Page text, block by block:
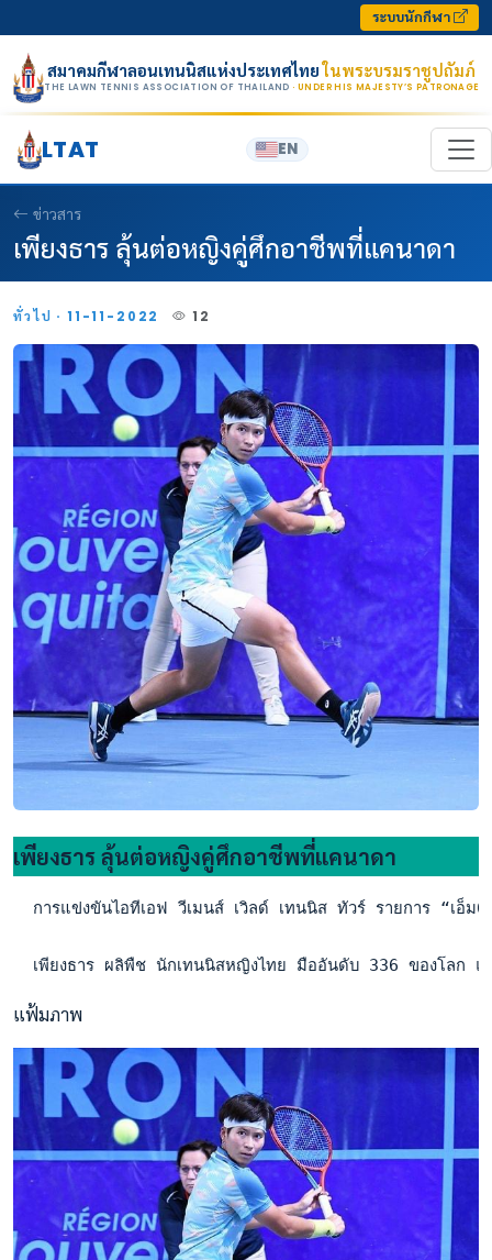
ระบบนักกีฬา
สมาคมกีฬาลอนเทนนิสแห่งประเทศไทยในพระบรมราชูปถัมภ์
THE LAWN TENNIS ASSOCIATION OF THAILAND · UNDER HIS MAJESTY’S PATRONAGE
LTAT EN
ข่าวสาร
เพียงธาร ลุ้นต่อหญิงคู่ศึกอาชีพที่แคนาดา
ทั่วไป · 11-11-2022 12
เพียงธาร ลุ้นต่อหญิงคู่ศึกอาชีพที่แคนาดา
การแข่งขันไอทีเอฟ วีเมนส์ เวิลด์ เทนนิส ทัวร์ รายการ “เอ็
เพียงธาร ผลิพืช นักเทนนิสหญิงไทย มืออันดับ 336 ของโลก
แฟ้มภาพ